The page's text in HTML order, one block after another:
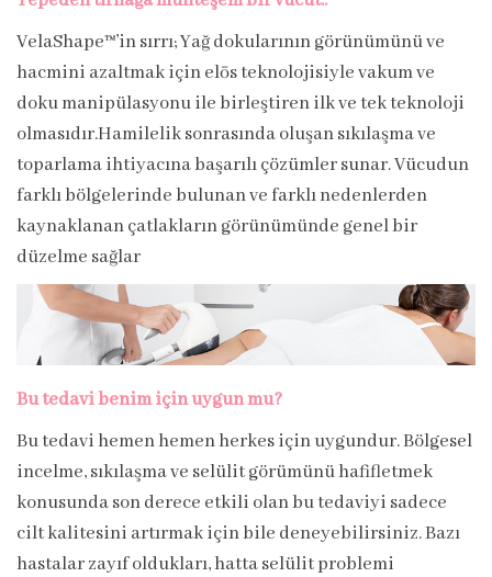
VelaShape™’in sırrı; Yağ dokularının görünümünü ve
hacmini azaltmak için elōs teknolojisiyle vakum ve
doku manipülasyonu ile birleştiren ilk ve tek teknoloji
olmasıdır.Hamilelik sonrasında oluşan sıkılaşma ve
toparlama ihtiyacına başarılı çözümler sunar. Vücudun
farklı bölgelerinde bulunan ve farklı nedenlerden
kaynaklanan çatlakların görünümünde genel bir
düzelme sağlar
Bu tedavi benim için uygun mu?
Bu tedavi hemen hemen herkes için uygundur. Bölgesel
incelme, sıkılaşma ve selülit görümünü hafifletmek
konusunda son derece etkili olan bu tedaviyi sadece
cilt kalitesini artırmak için bile deneyebilirsiniz. Bazı
hastalar zayıf oldukları, hatta selülit problemi